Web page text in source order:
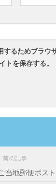
するためブラウ
トを保存する。
前の記事
当地郵便ポスト